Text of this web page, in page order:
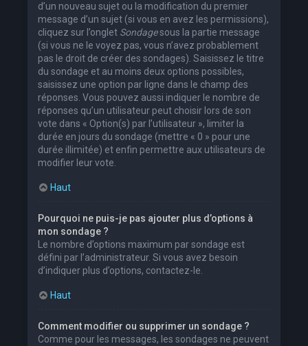
d’un nouveau sujet ou la modification du premier
message d’un sujet (si vous en avez les permissions),
cliquez sur l’onglet Sondagesous la partie message
(si vous ne le voyez pas, vous n’avez probablement
pas le droit de créer des sondages). Saisissez le titre
du sondage et au moins deux options possibles,
saisissez une option par ligne dans le champ des
réponses. Vous pouvez aussi indiquer le nombre de
réponses qu’un utilisateur peut choisir lors de son
vote dans « Option(s) par l’utilisateur », limiter la
durée en jours du sondage (mettre « 0 » pour une
durée illimitée) et enfin permettre aux utilisateurs de
modifier leur vote.
Haut
Pourquoi ne puis-je pas ajouter plus d’options à
mon sondage ?
Le nombre d’options maximum par sondage est
défini par l’administrateur. Si vous avez besoin
d’indiquer plus d’options, contactez-le.
Haut
Comment modifier ou supprimer un sondage ?
Comme pour les messages, les sondages ne peuvent